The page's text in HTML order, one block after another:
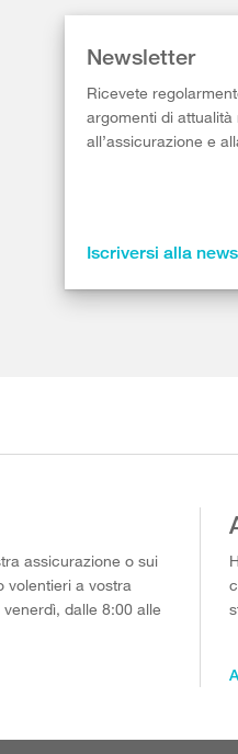
Newsletter
Ricevete
argomenti di attualità
all’assicurazione e
Iscriversi alla
assicurazione o sui
volentieri a vostra
dalle 8:00 alle